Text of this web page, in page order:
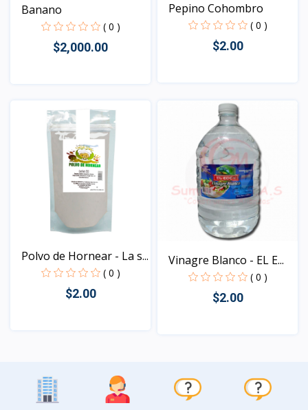
Banano
( 0 )
$2,000.00
Pepino Cohombro
( 0 )
$2.00
Polvo de Hornear - La s...
( 0 )
$2.00
Vinagre Blanco - EL E...
( 0 )
$2.00